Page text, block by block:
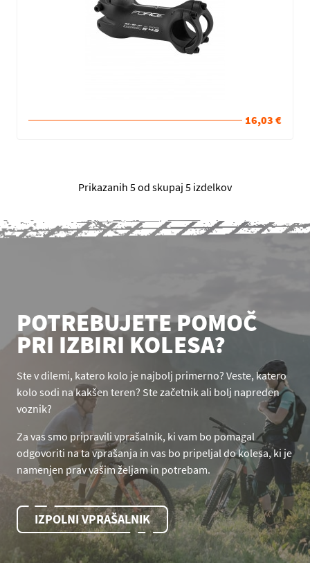
16,03 €
Prikazanih 5 od skupaj 5 izdelkov
POTREBUJETE POMOČ
PRI IZBIRI KOLESA?
Ste v dilemi, katero kolo je najbolj primerno? Veste, katero
kolo sodi na kakšen teren? Ste začetnik ali bolj napreden
voznik?
Za vas smo pripravili vprašalnik, ki vam bo pomagal
odgovoriti na ta vprašanja in vas bo pripeljal do kolesa, ki je
namenjen prav vašim željam in potrebam.
IZPOLNI VPRAŠALNIK